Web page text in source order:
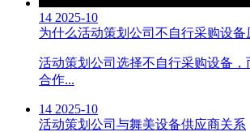
14 2025-10
为什么活动策划公司不自行采购设备
活动策划公司选择不自行采购设备
合作...
14 2025-10
活动策划公司与舞美设备供应商关系